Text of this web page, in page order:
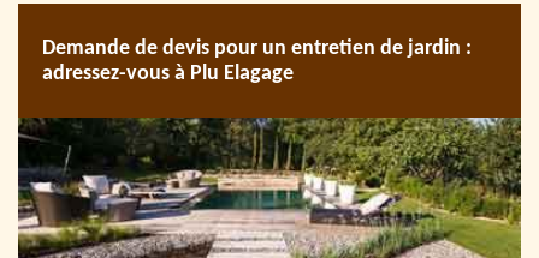
Demande de devis pour un entretien de jardin :
adressez-vous à Plu Elagage